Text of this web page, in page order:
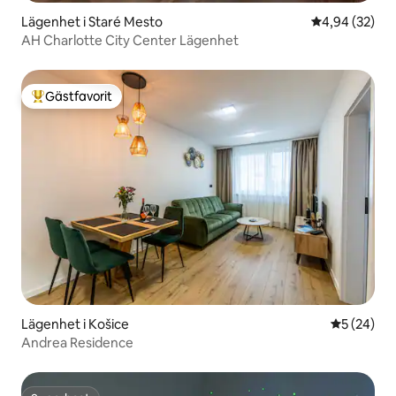
Lägenhet i Staré Mesto 4,94 av 5 i
4,94 (32)
AH Charlotte City Center Lägenhet
Populär gästfavorit
Gästfavorit
Lägenhet i Košice 5 av 5 i
5 (24)
Andrea Residence